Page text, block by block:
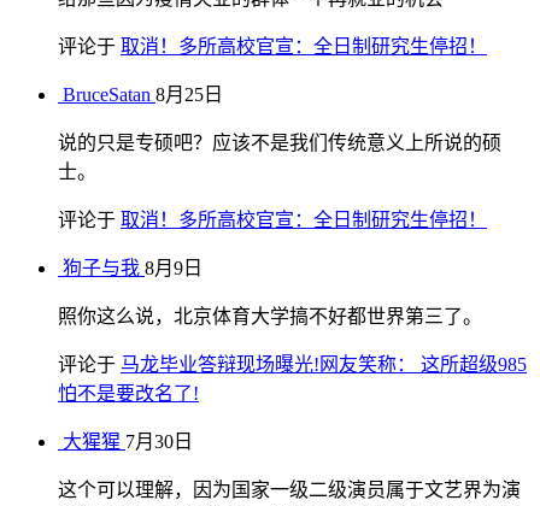
评论于 取消！多所高校官宣：全日制研究生停招！
BruceSatan 8月25日
说的只是专硕吧？应该不是我们传统意义上所说的硕
士。
评论于 取消！多所高校官宣：全日制研究生停招！
狗子与我 8月9日
照你这么说，北京体育大学搞不好都世界第三了。
评论于 马龙毕业答辩现场曝光!网友笑称： 这所超级985
怕不是要改名了!
大猩猩 7月30日
这个可以理解，因为国家一级二级演员属于文艺界为演